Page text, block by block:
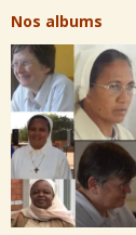
Nos albums